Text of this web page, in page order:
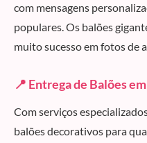
com mensagens
populares. Os balões
muito sucesso em fotos de
📍 Entrega de Balões
Com serviços
balões decorativos para